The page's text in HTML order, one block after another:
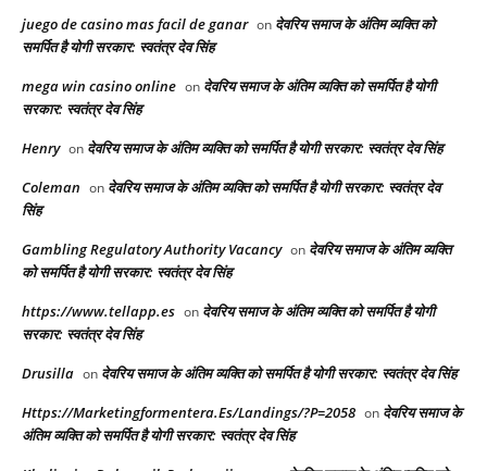
juego de casino mas facil de ganar on देवरिय समाज के अंतिम व्यक्ति को
समर्पित है योगी सरकार: स्वतंत्र देव सिंह
mega win casino online on देवरिय समाज के अंतिम व्यक्ति को समर्पित है योगी
सरकार: स्वतंत्र देव सिंह
Henry on देवरिय समाज के अंतिम व्यक्ति को समर्पित है योगी सरकार: स्वतंत्र देव सिंह
Coleman on देवरिय समाज के अंतिम व्यक्ति को समर्पित है योगी सरकार: स्वतंत्र देव
सिंह
Gambling Regulatory Authority Vacancy on देवरिय समाज के अंतिम व्यक्ति
को समर्पित है योगी सरकार: स्वतंत्र देव सिंह
https://www.tellapp.es on देवरिय समाज के अंतिम व्यक्ति को समर्पित है योगी
सरकार: स्वतंत्र देव सिंह
Drusilla on देवरिय समाज के अंतिम व्यक्ति को समर्पित है योगी सरकार: स्वतंत्र देव सिंह
Https://Marketingformentera.Es/Landings/?P=2058 on देवरिय समाज के
अंतिम व्यक्ति को समर्पित है योगी सरकार: स्वतंत्र देव सिंह